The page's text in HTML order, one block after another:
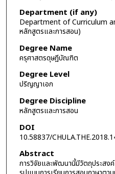
Department (if any)
Department of Curriculum
หลักสูตรและการสอน)
Degree Name
ครุศาสตรดุษฎีบัณฑิต
Degree Level
ปริญญาเอก
Degree Discipline
หลักสูตรและการสอน
DOI
10.58837/
Abstract
การวิจัยและพัฒนานี้มีวัตถุประส